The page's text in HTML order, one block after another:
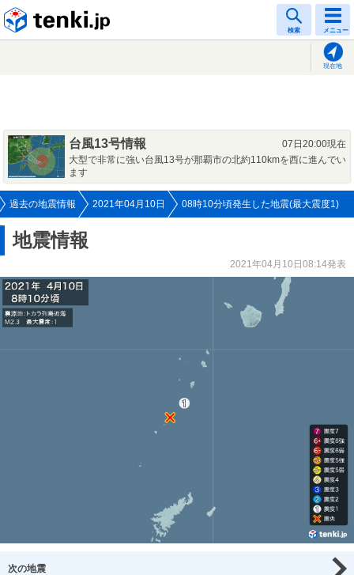
検索 メニュー
現在地
台風13号情報
07日20:00現在
大型で非常に強い台風13号が那覇市の北約110kmを西に進んでい
ます
過去の地震情報 2021年04月10日 08時10分頃発生した地震(最大震度1)
地震情報
2021年04月10日08:14発表
次の地震